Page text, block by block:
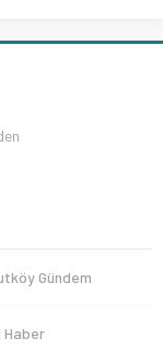
Gündem
Haber